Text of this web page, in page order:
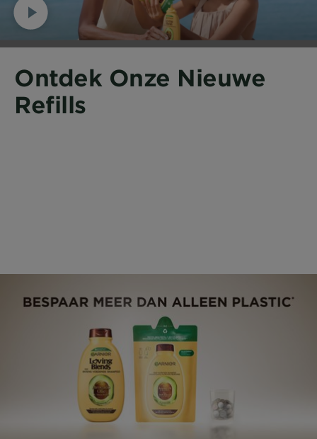
Ontdek Onze Nieuwe
Refills